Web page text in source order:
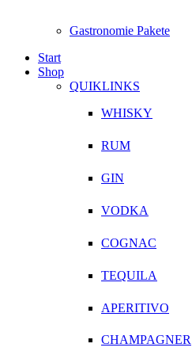
Gastronomie Pakete
Start
Shop
QUIKLINKS
WHISKY
RUM
GIN
VODKA
COGNAC
TEQUILA
APERITIVO
CHAMPAGNER